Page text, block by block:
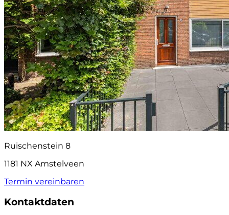
Ruischenstein 8
1181 NX Amstelveen
Termin vereinbaren
Kontaktdaten